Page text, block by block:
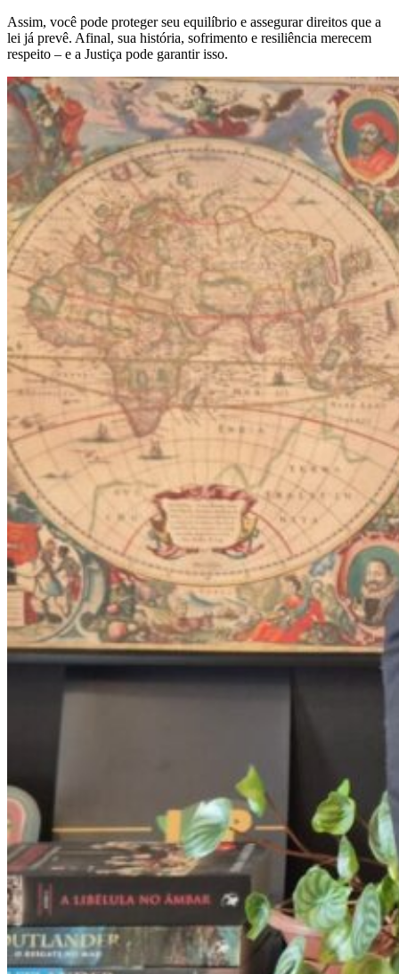
Assim, você pode proteger seu equilíbrio e assegurar direitos que a
lei já prevê. Afinal, sua história, sofrimento e resiliência merecem
respeito – e a Justiça pode garantir isso.